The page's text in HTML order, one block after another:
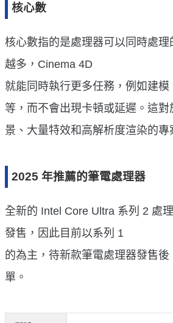
核心數
核心數指的是處理器可以同時處
越多，Cinema 4D
就能同時執行更多任務，例如建
等，而不會出現卡頓或延遲。這
景、大量特效和高解析度渲染的專
2025 年推薦的筆電處理器
全新的 Intel Core Ultra 系列 2 處
發售，因此目前以系列 1
的為主，待新款筆電處理器發售
單。